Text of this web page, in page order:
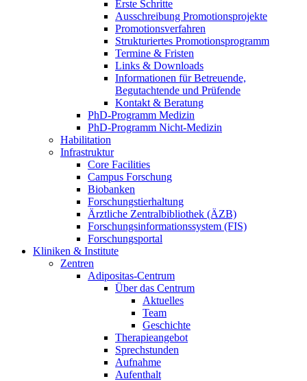
Erste Schritte
Ausschreibung Promotionsprojekte
Promotionsverfahren
Strukturiertes Promotionsprogramm
Termine & Fristen
Links & Downloads
Informationen für Betreuende,
Begutachtende und Prüfende
Kontakt & Beratung
PhD-Programm Medizin
PhD-Programm Nicht-Medizin
Habilitation
Infrastruktur
Core Facilities
Campus Forschung
Biobanken
Forschungstierhaltung
Ärztliche Zentralbibliothek (ÄZB)
Forschungsinformationssystem (FIS)
Forschungsportal
Kliniken & Institute
Zentren
Adipositas-Centrum
Über das Centrum
Aktuelles
Team
Geschichte
Therapieangebot
Sprechstunden
Aufnahme
Aufenthalt